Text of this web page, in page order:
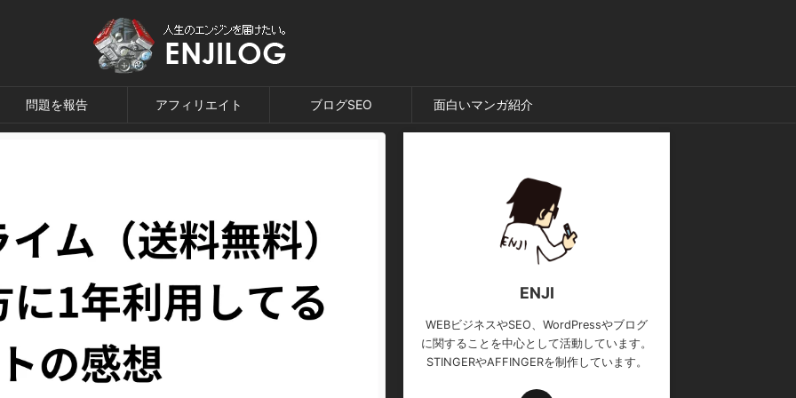
問題を報告 アフィリエイト ブログSEO 面白いマンガ紹介
ENJI
WEBビジネスやSEO、WordPressやブログ
に関することを中心として活動しています。
STINGERやAFFINGERを制作しています。